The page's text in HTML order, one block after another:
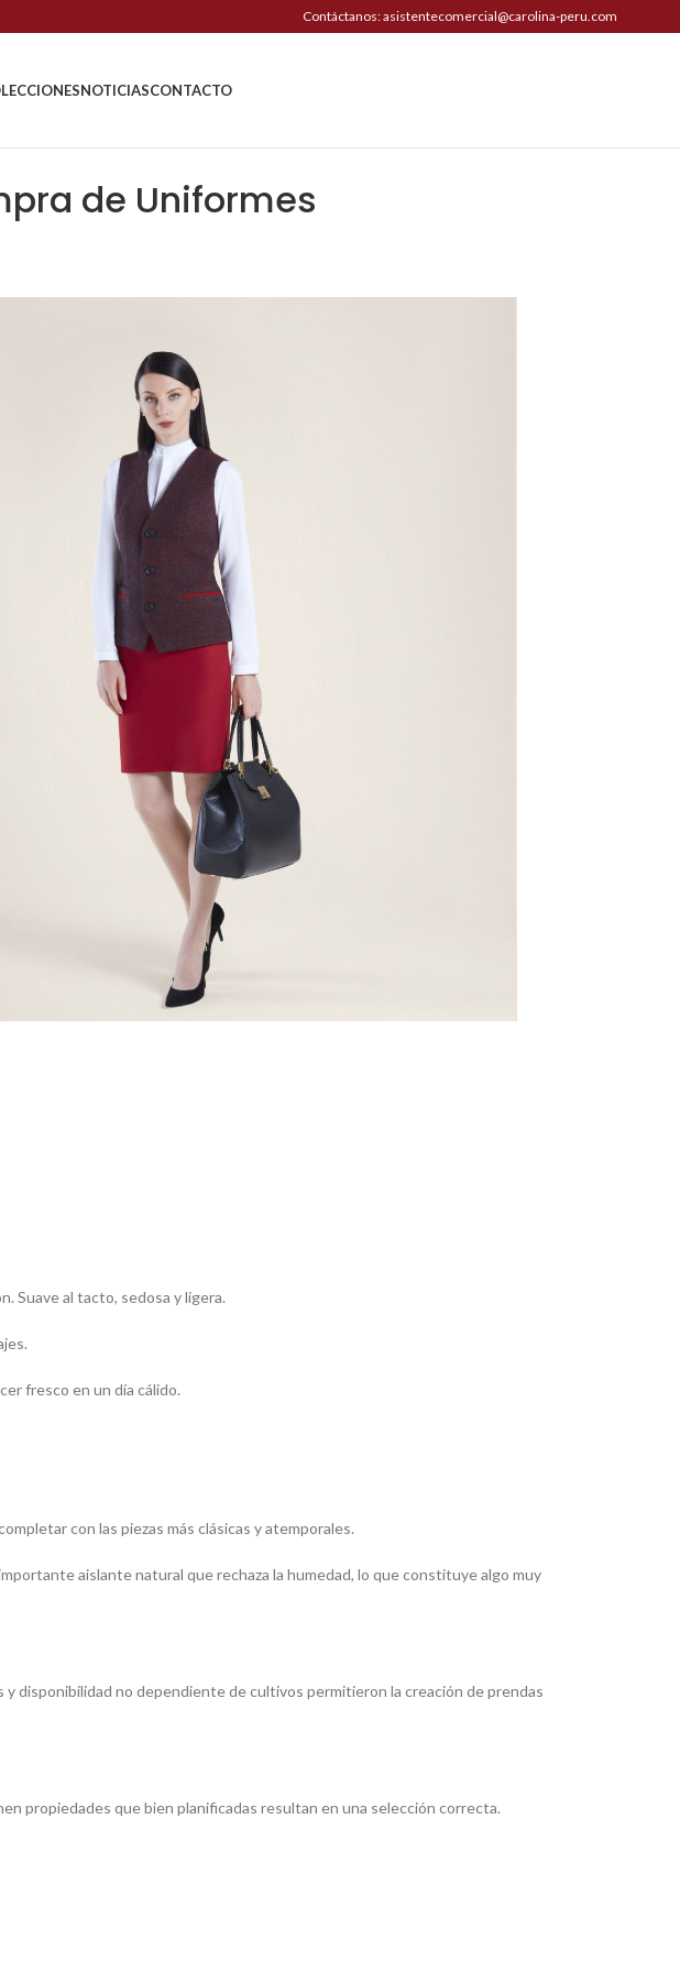
Contáctanos: asistentecomercial@carolina-peru.com
NOTICIASCONTACTO
de Uniformes
Suave al tacto, sedosa y ligera.
fresco en un día cálido.
con las piezas más clásicas y atemporales.
aislante natural que rechaza la humedad, lo que constituye algo muy
disponibilidad no dependiente de cultivos permitieron la creación de prendas
propiedades que bien planificadas resultan en una selección correcta.